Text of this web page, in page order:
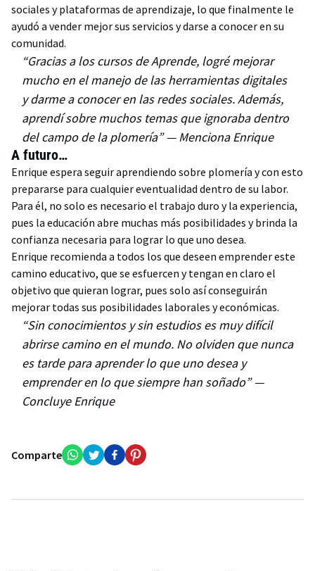
sociales y plataformas de aprendizaje, lo que finalmente le
ayudó a vender mejor sus servicios y darse a conocer en su
comunidad.
“Gracias a los cursos de Aprende, logré mejorar
mucho en el manejo de las herramientas digitales
y darme a conocer en las redes sociales. Además,
aprendí sobre muchos temas que ignoraba dentro
del campo de la plomería” — Menciona Enrique
A futuro…
Enrique espera seguir aprendiendo sobre plomería y con esto
prepararse para cualquier eventualidad dentro de su labor.
Para él, no solo es necesario el trabajo duro y la experiencia,
pues la educación abre muchas más posibilidades y brinda la
confianza necesaria para lograr lo que uno desea.
Enrique recomienda a todos los que deseen emprender este
camino educativo, que se esfuercen y tengan en claro el
objetivo que quieran lograr, pues solo así conseguirán
mejorar todas sus posibilidades laborales y económicas.
“Sin conocimientos y sin estudios es muy difícil
abrirse camino en el mundo. No olviden que nunca
es tarde para aprender lo que uno desea y
emprender en lo que siempre han soñado” —
Concluye Enrique
Comparte